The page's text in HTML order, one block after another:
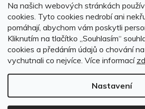
Na našich webových stránkách
cookies. Tyto cookies nedrobí ani
pomáhají, abychom vám poskytli
Kliknutím na tlačítko ,,Souhlasím“
cookies a předáním údajů o chování
vychutnali co nejvíce. Více informací
Nastavení
732 147 896 (Po–Pá:
info@autodoplnky-
Copyright 2026Autodoplňky-
vyhrazena.